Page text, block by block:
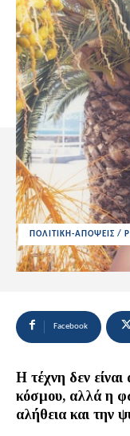
ΠΟΛΙΤΙΚΗ-ΑΠΟΨΕΙΣ /
Facebook
Η τέχνη δεν
κόσμου, αλλά η
αλήθεια και την